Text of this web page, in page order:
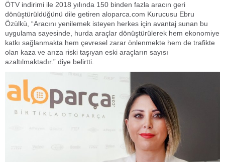
ÖTV indirimi ile 2018 yılında 150 binden fazla aracın geri
dönüştürüldüğünü dile getiren aloparca.com Kurucusu Ebru
Özülkü, “Aracını yenilemek isteyen herkes için avantaj sunan bu
uygulama sayesinde, hurda araçlar dönüştürülerek hem ekonomiye
katkı sağlanmakta hem çevresel zarar önlenmekte hem de trafikte
olan kaza ve arıza riski taşıyan eski araçların sayısı
azaltılmaktadır.” diye belirtti.